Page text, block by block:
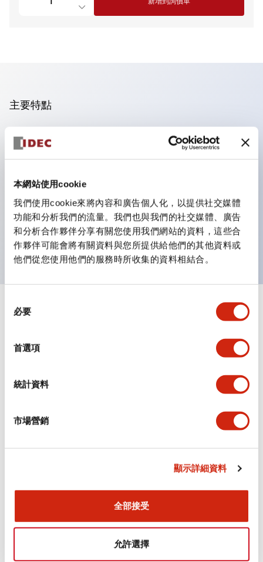
本網站使用cookie
我們使用cookie來將內容和廣告個人化，以提供社交媒體
功能和分析我們的流量。我們也與我們的社交媒體、廣告
和分析合作夥伴分享有關您使用我們網站的資料，這些合
作夥伴可能會將有關資料與您所提供給他們的其他資料或
他們從您使用他們的服務時所收集的資料相結合。
必要
首選項
統計資料
市場營銷
顯示詳細資料
全部接受
允許選擇
主要特點
操作面板的凹凸減少，呈現銳利感。
支援分離型／單板式
優秀的防水性能。保護結構IP65
按鈕開關、選擇開關、帶鎖選擇開關最多3c接點。
邊框顏色有黑色與金屬色兩種。
LED照明帶來明亮且清晰的照明面
規格 顯示全部 +
文件和檔案